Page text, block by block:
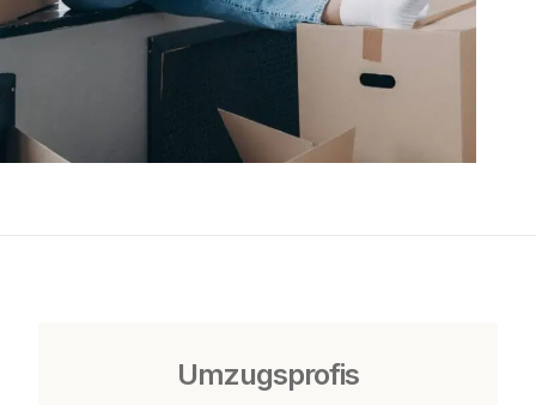
Umzugsprofis